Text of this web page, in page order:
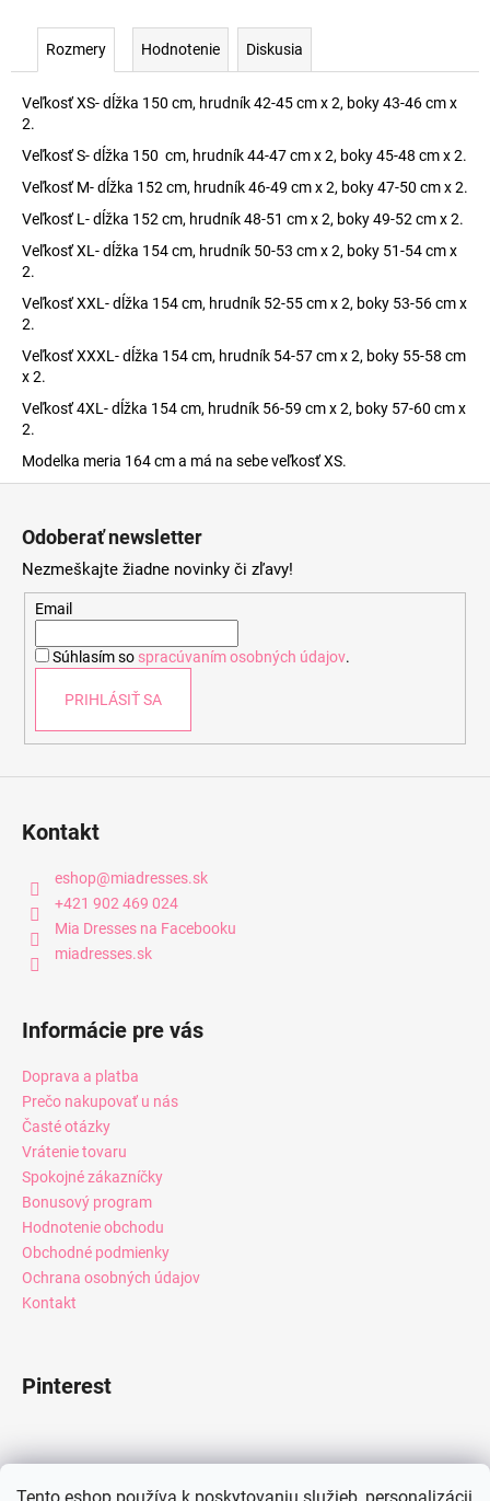
Rozmery Hodnotenie Diskusia
Veľkosť XS- dĺžka 150 cm, hrudník 42-45 cm x 2, boky 43-46 cm x
2.
Veľkosť S- dĺžka 150 cm, hrudník 44-47 cm x 2, boky 45-48 cm x 2.
Veľkosť M- dĺžka 152 cm, hrudník 46-49 cm x 2, boky 47-50 cm x 2.
Veľkosť L- dĺžka 152 cm, hrudník 48-51 cm x 2, boky 49-52 cm x 2.
Veľkosť XL- dĺžka 154 cm, hrudník 50-53 cm x 2, boky 51-54 cm x
2.
Veľkosť XXL- dĺžka 154 cm, hrudník 52-55 cm x 2, boky 53-56 cm x
2.
Veľkosť XXXL- dĺžka 154 cm, hrudník 54-57 cm x 2, boky 55-58 cm
x 2.
Veľkosť 4XL- dĺžka 154 cm, hrudník 56-59 cm x 2, boky 57-60 cm x
2.
Modelka meria 164 cm a má na sebe veľkosť XS.
Odoberať newsletter
Nezmeškajte žiadne novinky či zľavy!
Email
Súhlasím so spracúvaním osobných údajov.
PRIHLÁSIŤ SA
Kontakt
eshop@miadresses.sk
+421 902 469 024
Mia Dresses na Facebooku
miadresses.sk
Informácie pre vás
Doprava a platba
Prečo nakupovať u nás
Časté otázky
Vrátenie tovaru
Spokojné zákazníčky
Bonusový program
Hodnotenie obchodu
Obchodné podmienky
Ochrana osobných údajov
Kontakt
Pinterest